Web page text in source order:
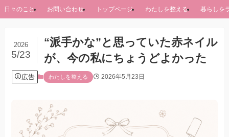
日々のこと お問い合わせ トップページ わたしを整える 暮らしを
“派手かな”と思っていた赤ネイル
が、今の私にちょうどよかった
2026
5/23
広告 わたしを整える 2026年5月23日